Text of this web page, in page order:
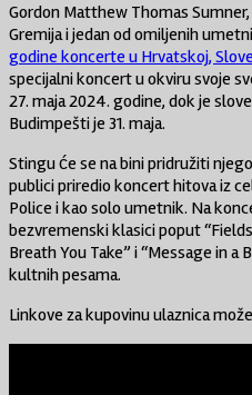
Gordon Matthew Thomas
Gremija i jedan od omiljenih
godine koncerte u Hrvatskoj,
specijalni koncert u okviru svoje
27. maja 2024. godine, dok je
Budimpešti je 31. maja.
Stingu će se na bini pridružiti
publici priredio koncert hitova iz
Police i kao solo umetnik. Na
bezvremenski klasici poput
Breath You Take” i “Message in
kultnih pesama.
Linkove za kupovinu ulaznica